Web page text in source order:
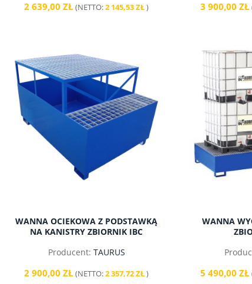
2 639,00 ZŁ (NETTO:2 145,53 ZŁ)
do koszyka
3 900,00 ZŁ
do
WANNA OCIEKOWA Z PODSTAWKĄ
NA KANISTRY ZBIORNIK IBC
Producent: TAURUS
2 900,00 ZŁ (NETTO:2 357,72 ZŁ)
WANNA
5 490,00 ZŁ